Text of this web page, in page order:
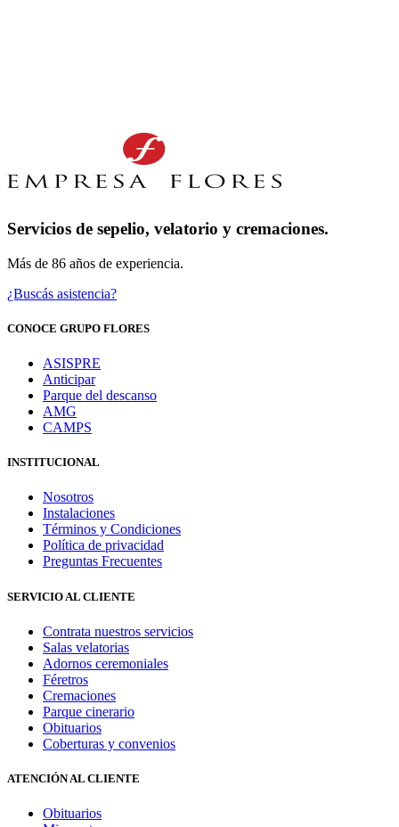
Servicios de sepelio, velatorio y cremaciones.
Más de 86 años de experiencia.
¿Buscás asistencia?
CONOCE GRUPO FLORES
ASISPRE
Anticipar
Parque del descanso
AMG
CAMPS
INSTITUCIONAL
Nosotros
Instalaciones
Términos y Condiciones
Política de privacidad
Preguntas Frecuentes
SERVICIO AL CLIENTE
Contrata nuestros servicios
Salas velatorias
Adornos ceremoniales
Féretros
Cremaciones
Parque cinerario
Obituarios
Coberturas y convenios
ATENCIÓN AL CLIENTE
Obituarios